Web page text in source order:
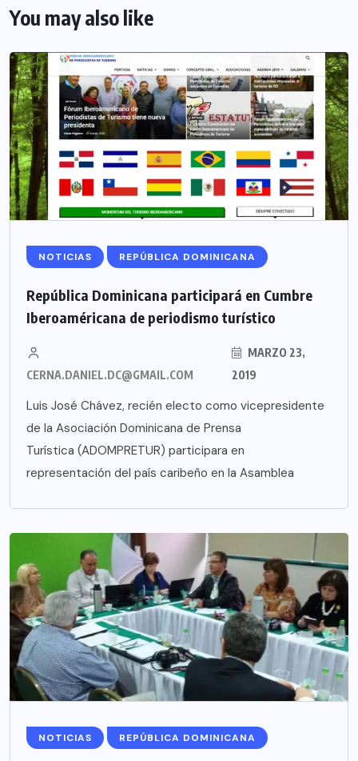
You may also like
NOTICIAS REPÚBLICA DOMINICANA
República Dominicana participará en Cumbre
Iberoaméricana de periodismo turístico
CERNA.DANIEL.DC@GMAIL.COM
MARZO 23,
2019
Luis José Chávez, recién electo como vicepresidente
de la Asociación Dominicana de Prensa
Turística (ADOMPRETUR) participara en
representación del país caribeño en la Asamblea
NOTICIAS REPÚBLICA DOMINICANA